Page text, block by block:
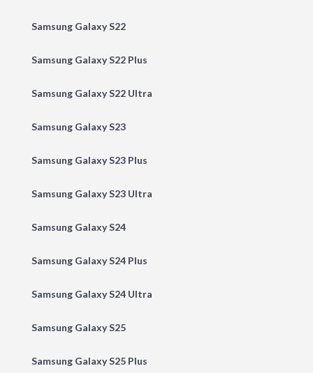
Samsung Galaxy S22
Samsung Galaxy S22 Plus
Samsung Galaxy S22 Ultra
Samsung Galaxy S23
Samsung Galaxy S23 Plus
Samsung Galaxy S23 Ultra
Samsung Galaxy S24
Samsung Galaxy S24 Plus
Samsung Galaxy S24 Ultra
Samsung Galaxy S25
Samsung Galaxy S25 Plus